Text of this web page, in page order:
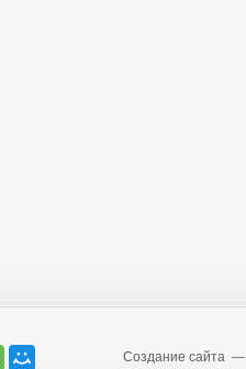
Создание сайта —